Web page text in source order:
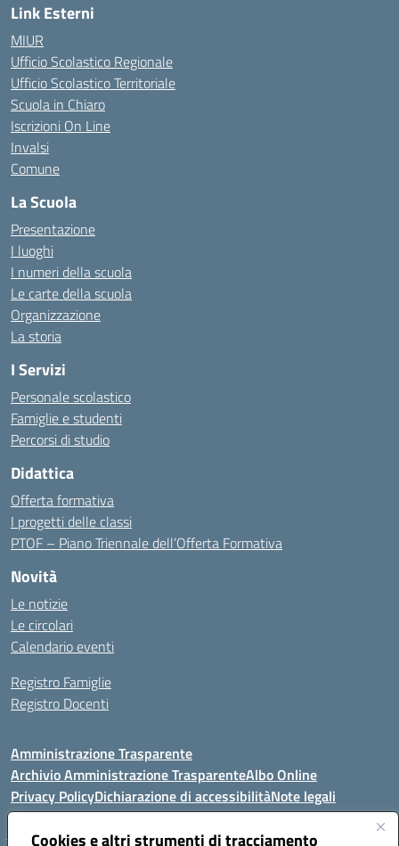
Cookies e altri strumenti di tracciamento
Link Esterni
MIUR
Ufficio Scolastico Regionale
Ufficio Scolastico Territoriale
Scuola in Chiaro
Iscrizioni On Line
Invalsi
Comune
La Scuola
Presentazione
I luoghi
I numeri della scuola
Le carte della scuola
Organizzazione
La storia
I Servizi
Personale scolastico
Famiglie e studenti
Percorsi di studio
Didattica
Offerta formativa
I progetti delle classi
PTOF – Piano Triennale dell’Offerta Formativa
Novità
Le notizie
Le circolari
Calendario eventi
Registro Famiglie
Registro Docenti
Amministrazione Trasparente
Archivio Amministrazione TrasparenteAlbo Online
Privacy PolicyDichiarazione di accessibilitàNote legali